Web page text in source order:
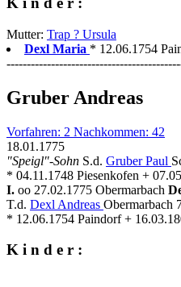
Mutter: Trap ? Ursula
Dexl Maria * 12.06.1754
Gruber Andreas
Vorfahren: 2 Nachkommen: 42
18.01.1775
"Speigl"-Sohn S.d. Gruber Paul
* 04.11.1748 Piesenkofen +
I. oo 27.02.1775 Obermarbach
T.d. Dexl Andreas Obermarbach
* 12.06.1754 Paindorf +
K i n d e r :